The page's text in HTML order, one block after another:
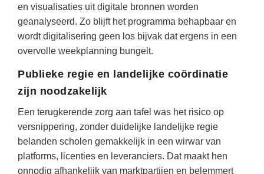
Onderwijsprijs
Schoolreisideeën
Seizoenen
Seksualiteit
Sinterklaas
Kruiswoordpuzzels
Onderwijslonen
Vrijeschoolonderwijs
Montessori onderwijs
Jenaplanonderwijs
Daltononderwijs
Schoolspullen
Onderwijsvacatures
en visualisaties uit digitale bronnen worden
geanalyseerd. Zo blijft het programma behapbaar en
wordt digitalisering geen los bijvak dat ergens in een
overvolle weekplanning bungelt.
Publieke regie en landelijke coördinatie
zijn noodzakelijk
Een terugkerende zorg aan tafel was het risico op
versnippering, zonder duidelijke landelijke regie
belanden scholen gemakkelijk in een wirwar van
platforms, licenties en leveranciers. Dat maakt hen
onnodig afhankelijk van marktpartijen en belemmert